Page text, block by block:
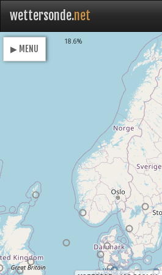
wettersonde.net
▶ MENU
18.6%